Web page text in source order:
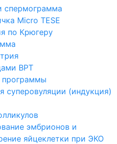
спермограмма
Micro TESE
по Крюгеру
ВРТ
суперовуляции (индукция)
эмбрионов и
яйцеклетки при ЭКО